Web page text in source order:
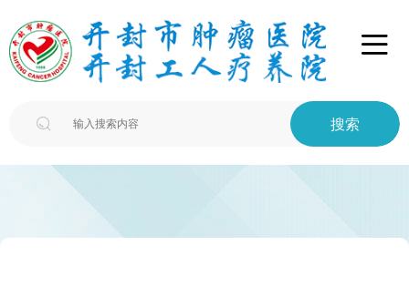

 搜索